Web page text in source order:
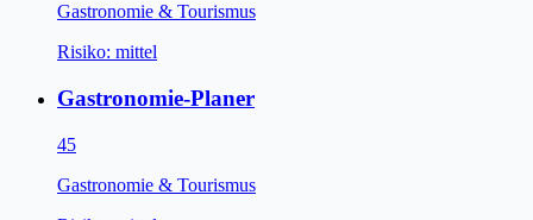
Gastronomie & Tourismus
Risiko: mittel
Gastronomie-Planer
45
Gastronomie & Tourismus